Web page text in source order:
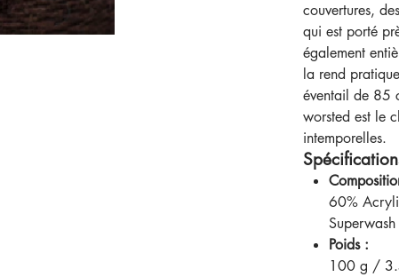
couvertures,
qui est porté
également
la rend
éventail de 85
worsted est le
intemporelles.
60%
Superwash
Poids :
100 g /